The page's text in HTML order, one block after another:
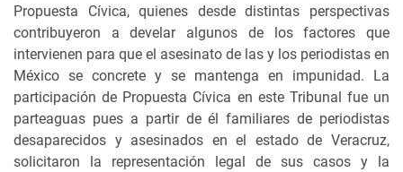
Propuesta Cívica, quienes desde distintas perspectivas
contribuyeron a develar algunos de los factores que
intervienen para que el asesinato de las y los periodistas en
México se concrete y se mantenga en impunidad. La
participación de Propuesta Cívica en este Tribunal fue un
parteaguas pues a partir de él familiares de periodistas
desaparecidos y asesinados en el estado de Veracruz,
solicitaron la representación legal de sus casos y la